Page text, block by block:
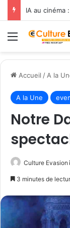
Menu
Accueil / A la
A la Une
Notre
Culture Evasion
3 minutes de